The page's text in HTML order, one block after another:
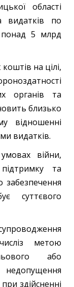
області
видатків по
понад 5 млрд
на цілі,
органів та
близько
відношенні
видатків.
війни,
та
забезпечення
суттєвого
метою
або
недопущення
здійсненні